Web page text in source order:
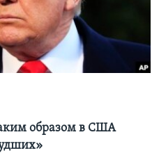
образом в США